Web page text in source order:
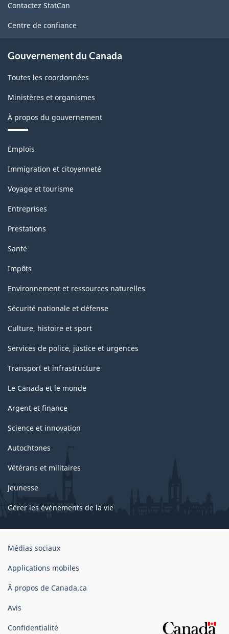
ce
site
Contactez StatCan
Centre de confiance
Gouvernement du Canada
Toutes les coordonnées
Ministères et organismes
À propos du gouvernement
Thèmes
sujets
Emplois
Immigration et citoyenneté
Voyage et tourisme
Entreprises
Prestations
Santé
Impôts
Environnement et ressources naturelles
Sécurité nationale et défense
Culture, histoire et sport
Services de police, justice et urgences
Transport et infrastructure
Le Canada et le monde
Argent et finance
Science et innovation
Autochtones
Vétérans et militaires
Jeunesse
Gérer les événements de la vie
Organisation
gouvernement
Canada
Médias sociaux
Applications mobiles
Ã propos de Canada.ca
Avis
Confidentialité